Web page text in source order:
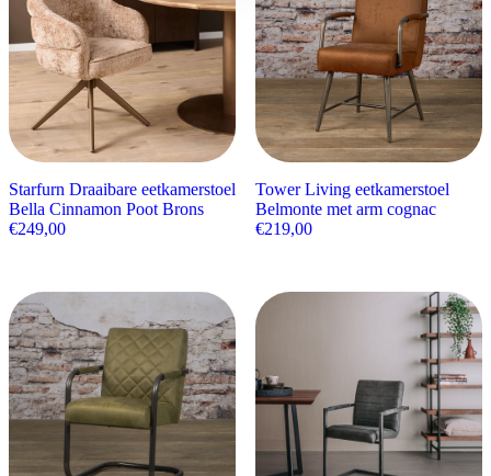
Starfurn Draaibare eetkamerstoel
Bella Cinnamon Poot Brons
€249,00
Tower Living eetkamerstoel
Belmonte met arm cognac
€219,00